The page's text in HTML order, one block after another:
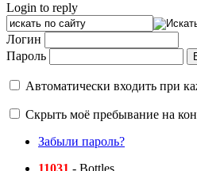
Login to reply
Логин
Пароль
Автоматически входить при
Скрыть моё пребывание на
Забыли пароль?